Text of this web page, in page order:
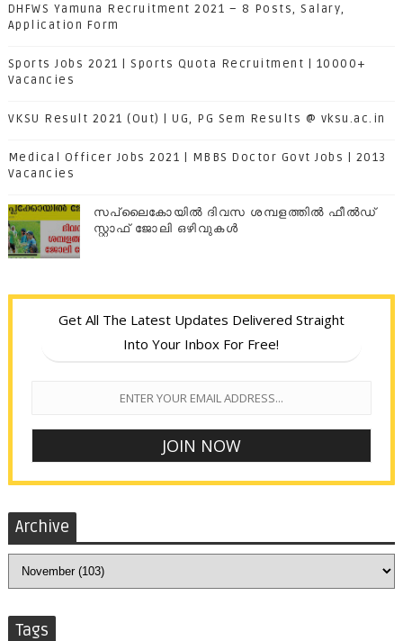
DHFWS Yamuna Recruitment 2021 – 8 Posts, Salary,
Application Form
Sports Jobs 2021 | Sports Quota Recruitment | 10000+
Vacancies
VKSU Result 2021 (Out) | UG, PG Sem Results @ vksu.ac.in
Medical Officer Jobs 2021 | MBBS Doctor Govt Jobs | 2013
Vacancies
സപ്ലൈകോയില്‍ ദിവസ ശമ്പളത്തിൽ ഫീല്‍ഡ്
സ്റ്റാഫ് ജോലി ഒഴിവുകൾ
Get All The Latest Updates Delivered Straight
Into Your Inbox For Free!
Archive
Tags